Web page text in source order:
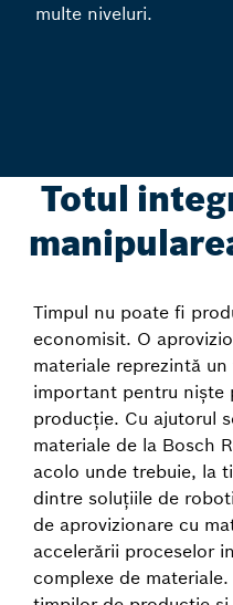
multe niveluri.
Totul
Timpul nu poate fi
economisit. O
materiale reprezintă
important pentru niște
producție. Cu ajutorul
materiale de la Bosch
acolo unde trebuie, la
dintre soluțiile de
de aprovizionare cu
accelerării proceselor
complexe de